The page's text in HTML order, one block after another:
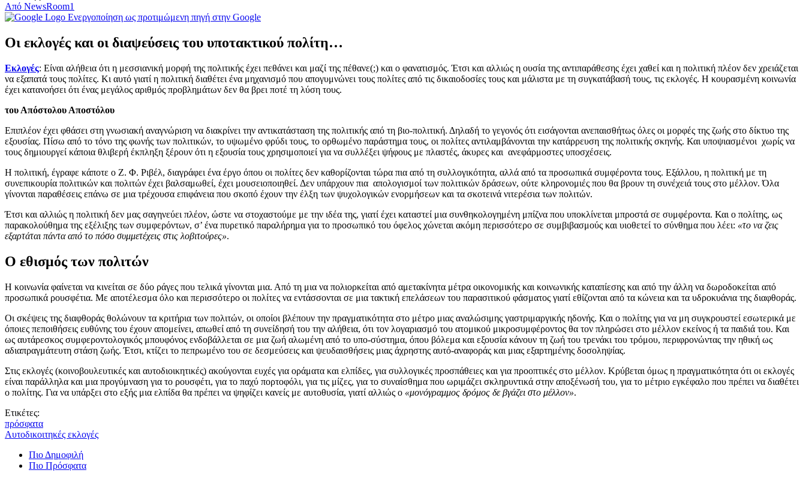
Από NewsRoom1
Ενεργοποίηση ως προτιμώμενη πηγή στην Google
Οι εκλογές και οι διαψεύσεις του υποτακτικού πολίτη…
Εκλογές: Είναι αλήθεια ότι η μεσσιανική μορφή της πολιτικής έχει πεθάνει και μαζί της πέθανε(;) και ο φανατισμός. Έτσι και αλλιώς η ουσία της αντιπαράθεσης έχει χαθεί και η πολιτική πλέον δεν χρειάζεται
να εξαπατά τους πολίτες. Κι αυτό γιατί η πολιτική διαθέτει ένα μηχανισμό που απογυμνώνει τους πολίτες από τις δικαιοδοσίες τους και μάλιστα με τη συγκατάβασή τους, τις εκλογές. Η κουρασμένη κοινωνία
έχει κατανοήσει ότι ένας μεγάλος αριθμός προβλημάτων δεν θα βρει ποτέ τη λύση τους.
του Απόστολου Αποστόλου
Επιπλέον έχει φθάσει στη γνωσιακή αναγνώριση να διακρίνει την αντικατάσταση της πολιτικής από τη βιο-πολιτική. Δηλαδή το γεγονός ότι εισάγονται ανεπαισθήτως όλες οι μορφές της ζωής στο δίκτυο της
εξουσίας. Πίσω από το τόνο της φωνής των πολιτικών, το υψωμένο φρύδι τους, το ορθωμένο παράστημα τους, οι πολίτες αντιλαμβάνονται την κατάρρευση της πολιτικής σκηνής. Και υποψιασμένοι χωρίς να
τους δημιουργεί κάποια θλιβερή έκπληξη ξέρουν ότι η εξουσία τους χρησιμοποιεί για να συλλέξει ψήφους με πλαστές, άκυρες και ανεφάρμοστες υποσχέσεις.
Η πολιτική, έγραφε κάποτε ο Ζ. Φ. Ριβέλ, διαγράφει ένα έργο όπου οι πολίτες δεν καθορίζονται τώρα πια από τη συλλογικότητα, αλλά από τα προσωπικά συμφέροντα τους. Εξάλλου, η πολιτική με τη
συνεπικουρία πολιτικών και πολιτών έχει βαλσαμωθεί, έχει μουσειοποιηθεί. Δεν υπάρχουν πια απολογισμοί των πολιτικών δράσεων, ούτε κληρονομιές που θα βρουν τη συνέχειά τους στο μέλλον. Όλα
γίνονται παραθέσεις επάνω σε μια τρέχουσα επιφάνεια που σκοπό έχουν την έλξη των ψυχολογικών ενορμήσεων και τα σκοτεινά νιτερέσια των πολιτών.
Έτσι και αλλιώς η πολιτική δεν μας σαγηνεύει πλέον, ώστε να στοχαστούμε με την ιδέα της, γιατί έχει καταστεί μια συνθηκολογημένη μπίζνα που υποκλίνεται μπροστά σε συμφέροντα. Και ο πολίτης, ως
παρακολούθημα της εξέλιξης των συμφερόντων, σ’ ένα πυρετικό παραλήρημα για το προσωπικό του όφελος χώνεται ακόμη περισσότερο σε συμβιβασμούς και υιοθετεί το σύνθημα που λέει: «το να ζεις
εξαρτάται πάντα από το πόσο συμμετέχεις στις λοβιτούρες».
Ο εθισμός των πολιτών
Η κοινωνία φαίνεται να κινείται σε δύο ράγες που τελικά γίνονται μια. Από τη μια να πολιορκείται από αμετακίνητα μέτρα οικονομικής και κοινωνικής καταπίεσης και από την άλλη να δωροδοκείται από
προσωπικά ρουσφέτια. Με αποτέλεσμα όλο και περισσότερο οι πολίτες να εντάσσονται σε μια τακτική επελάσεων του παρασιτικού φάσματος γιατί εθίζονται από τα κώνεια και τα υδροκυάνια της διαφθοράς.
Οι σκέψεις της διαφθοράς θολώνουν τα κριτήρια των πολιτών, οι οποίοι βλέπουν την πραγματικότητα στο μέτρο μιας αναλώσιμης γαστριμαργικής ηδονής. Και ο πολίτης για να μη συγκρουστεί εσωτερικά με
όποιες πεποιθήσεις ευθύνης του έχουν απομείνει, απωθεί από τη συνείδησή του την αλήθεια, ότι τον λογαριασμό του ατομικού μικροσυμφέροντος θα τον πληρώσει στο μέλλον εκείνος ή τα παιδιά του. Και
ως αυτάρεσκος συμφεροντολογικός μπουφόνος ενδοβάλλεται σε μια ζωή αλωμένη από το υπο-σύστημα, όπου βόλεμα και εξουσία κάνουν τη ζωή του τρενάκι του τρόμου, περιφρονώντας την ηθική ως
αδιαπραγμάτευτη στάση ζωής. Έτσι, κτίζει το πεπρωμένο του σε δεσμεύσεις και ψευδαισθήσεις μιας άχρηστης αυτό-αναφοράς και μιας εξαρτημένης δοσοληψίας.
Στις εκλογές (κοινοβουλευτικές και αυτοδιοικητικές) ακούγονται ευχές για οράματα και ελπίδες, για συλλογικές προσπάθειες και για προοπτικές στο μέλλον. Κρύβεται όμως η πραγματικότητα ότι οι εκλογές
είναι παράλληλα και μια προγύμναση για το ρουσφέτι, για το παχύ πορτοφόλι, για τις μίζες, για το συναίσθημα που ωριμάζει σκληρυντικά στην αποξένωσή του, για το μέτριο εγκέφαλο που πρέπει να διαθέτει
ο πολίτης. Για να υπάρξει στο εξής μια ελπίδα θα πρέπει να ψηφίζει κανείς με αυτοθυσία, γιατί αλλιώς ο «μονόγραμμος δρόμος δε βγάζει στο μέλλον».
Ετικέτες:
πρόσφατα
Αυτοδικοιτηκές εκλογές
Πιο Δημοφιλή
Πιο Πρόσφατα